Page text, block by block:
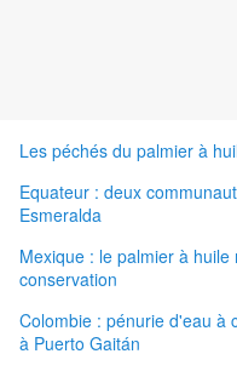
Les péchés du palmier à
Equateur : deux
Esmeralda
Mexique : le palmier à
conservation
Colombie : pénurie d'eau à
à Puerto Gaitán